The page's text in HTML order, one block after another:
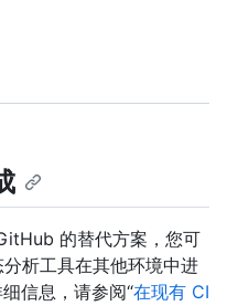
的替代方案，您可
析工具在其他环境中进
信息，请参阅“在现有 CI